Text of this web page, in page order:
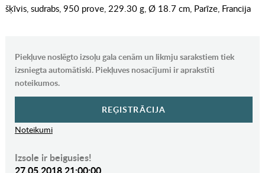
šķīvis, sudrabs, 950 prove, 229.30 g, Ø 18.7 cm, Parīze, Francija
Piekļuve noslēgto izsoļu gala cenām un likmju sarakstiem tiek
izsniegta automātiski. Piekļuves nosacījumi ir aprakstīti
noteikumos.
REĢISTRĀCIJA
Noteikumi
Izsole ir beigusies!